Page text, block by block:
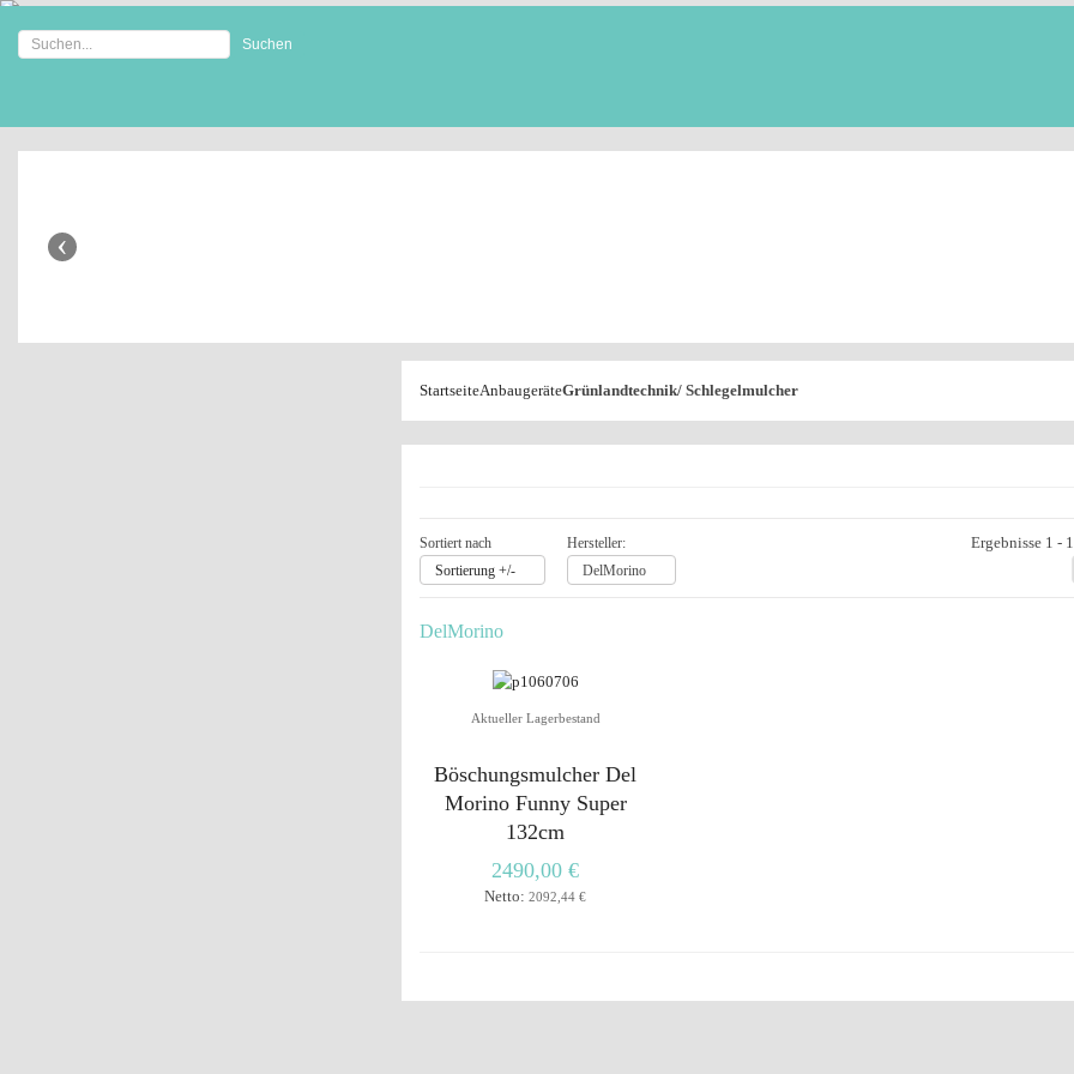
‹
StartseiteAnbaugeräteGrünlandtechnik/ Schlegelmulcher
Sortiert nach
Sortierung +/-
Hersteller:
DelMorino
Ergebnisse 1 -
DelMorino
Aktueller Lagerbestand
Böschungsmulcher Del
Morino Funny Super
132cm
2490,00 €
Netto:2092,44 €